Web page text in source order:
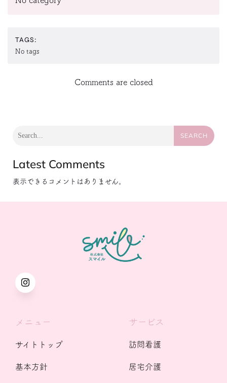
TAGS:
No tags
Comments are closed
SEARCH
Latest Comments
表示できるコメントはありません。
メニュー
サイトトップ
基本方針
サービス
訪問看護
居宅介護